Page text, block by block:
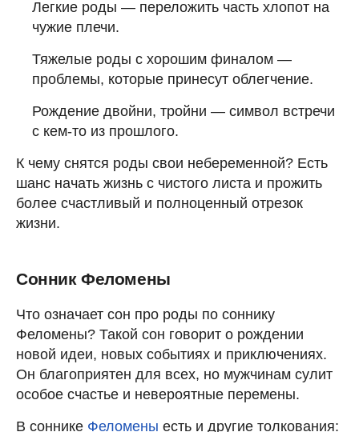
Легкие роды — переложить часть хлопот на
чужие плечи.
Тяжелые роды с хорошим финалом —
проблемы, которые принесут облегчение.
Рождение двойни, тройни — символ встречи
с кем-то из прошлого.
К чему снятся роды свои небеременной? Есть
шанс начать жизнь с чистого листа и прожить
более счастливый и полноценный отрезок
жизни.
Сонник Феломены
Что означает сон про роды по соннику
Феломены? Такой сон говорит о рождении
новой идеи, новых событиях и приключениях.
Он благоприятен для всех, но мужчинам сулит
особое счастье и невероятные перемены.
В соннике Феломены есть и другие толкования: